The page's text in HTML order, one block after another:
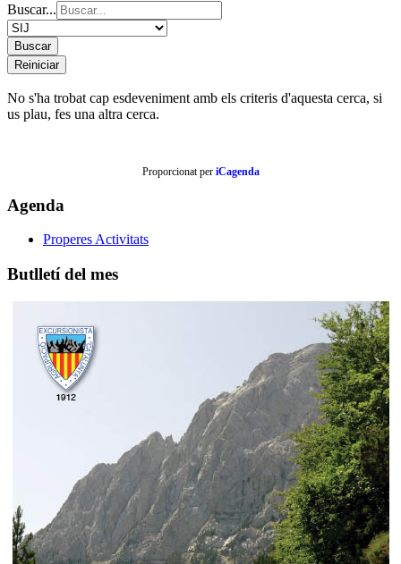
Buscar...
Buscar
Reiniciar
No s'ha trobat cap esdeveniment amb els criteris d'aquesta cerca, si
us plau, fes una altra cerca.
Proporcionat per iCagenda
Agenda
Properes Activitats
Butlletí del mes